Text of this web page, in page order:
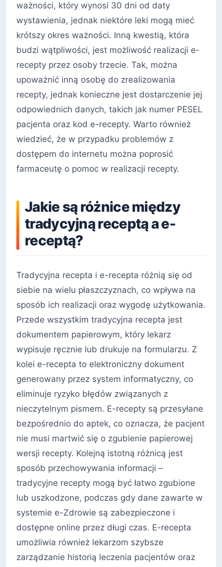
ważności, który wynosi 30 dni od daty
wystawienia, jednak niektóre leki mogą mieć
krótszy okres ważności. Inną kwestią, która
budzi wątpliwości, jest możliwość realizacji e-
recepty przez osoby trzecie. Tak, można
upoważnić inną osobę do zrealizowania
recepty, jednak konieczne jest dostarczenie jej
odpowiednich danych, takich jak numer PESEL
pacjenta oraz kod e-recepty. Warto również
wiedzieć, że w przypadku problemów z
dostępem do internetu można poprosić
farmaceutę o pomoc w realizacji recepty.
Jakie są różnice między
tradycyjną receptą a e-
receptą?
Tradycyjna recepta i e-recepta różnią się od
siebie na wielu płaszczyznach, co wpływa na
sposób ich realizacji oraz wygodę użytkowania.
Przede wszystkim tradycyjna recepta jest
dokumentem papierowym, który lekarz
wypisuje ręcznie lub drukuje na formularzu. Z
kolei e-recepta to elektroniczny dokument
generowany przez system informatyczny, co
eliminuje ryzyko błędów związanych z
nieczytelnym pismem. E-recepty są przesyłane
bezpośrednio do aptek, co oznacza, że pacjent
nie musi martwić się o zgubienie papierowej
wersji recepty. Kolejną istotną różnicą jest
sposób przechowywania informacji –
tradycyjne recepty mogą być łatwo zgubione
lub uszkodzone, podczas gdy dane zawarte w
systemie e-Zdrowie są zabezpieczone i
dostępne online przez długi czas. E-recepta
umożliwia również lekarzom szybsze
zarządzanie historią leczenia pacjentów oraz